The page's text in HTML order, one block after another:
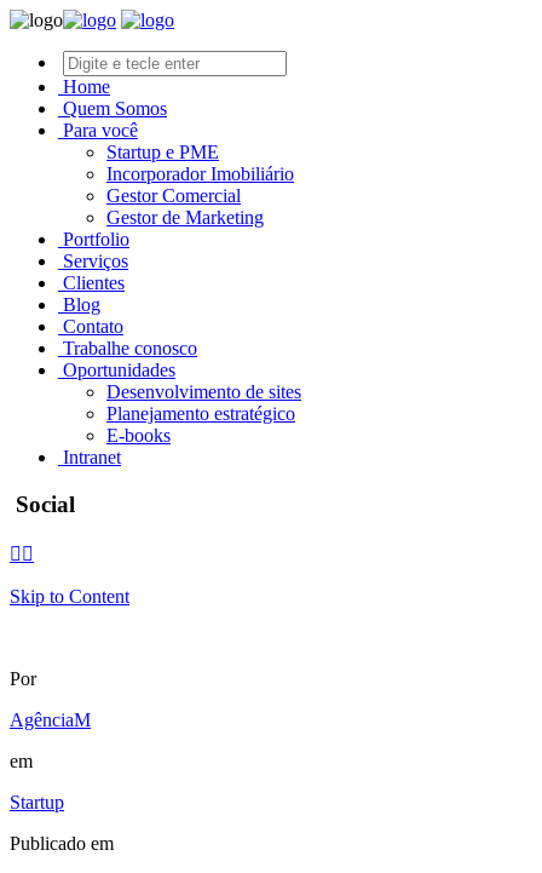
Home
Quem Somos
Para você
Startup e PME
Incorporador Imobiliário
Gestor Comercial
Gestor de Marketing
Portfolio
Serviços
Clientes
Blog
Contato
Trabalhe conosco
Oportunidades
Desenvolvimento de sites
Planejamento estratégico
E-books
Intranet
Social
 
Skip to Content
Por
AgênciaM
em
Startup
Publicado em